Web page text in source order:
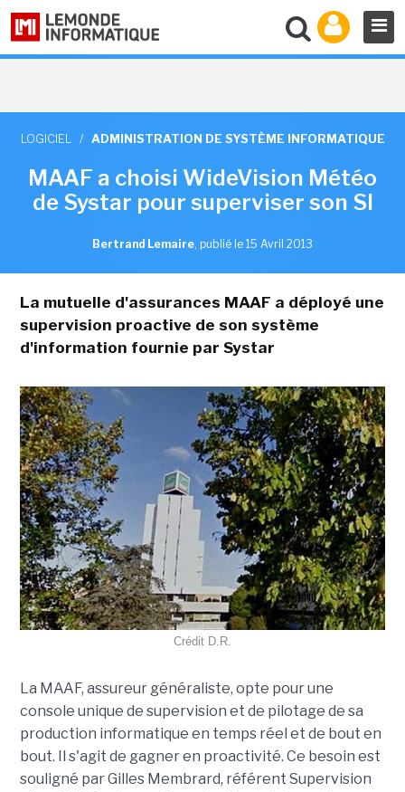
LOGICIEL / ADMINISTRATION DE SYSTÈME INFORMATIQUE
MAAF a choisi WideVision Météo
de Systar pour superviser son SI
Bertrand Lemaire, publié le 15 Avril 2013
La mutuelle d'assurances MAAF a déployé une
supervision proactive de son système
d'information fournie par Systar
Crédit D.R.
La MAAF, assureur généraliste, opte pour une
console unique de supervision et de pilotage de sa
production informatique en temps réel et de bout en
bout. Il s'agit de gagner en proactivité. Ce besoin est
souligné par Gilles Membrard, référent Supervision